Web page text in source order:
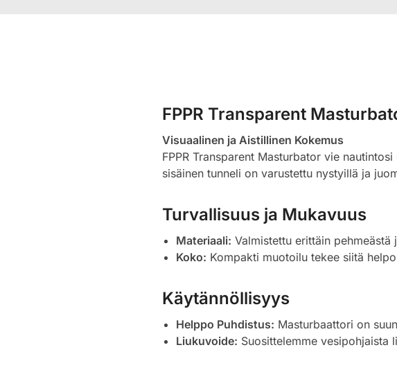
FPPR Transparent
Visuaalinen ja Aistillinen Kokemus
FPPR Transparent Masturbator vie
sisäinen tunneli on varustettu nystyillä ja
Turvallisuus ja Mukavuus
Materiaali: Valmistettu erittäin
Koko: Kompakti muotoilu tekee siitä
Käytännöllisyys
Helppo Puhdistus: Masturbaattori on
Liukuvoide: Suosittelemme vesipohjaista